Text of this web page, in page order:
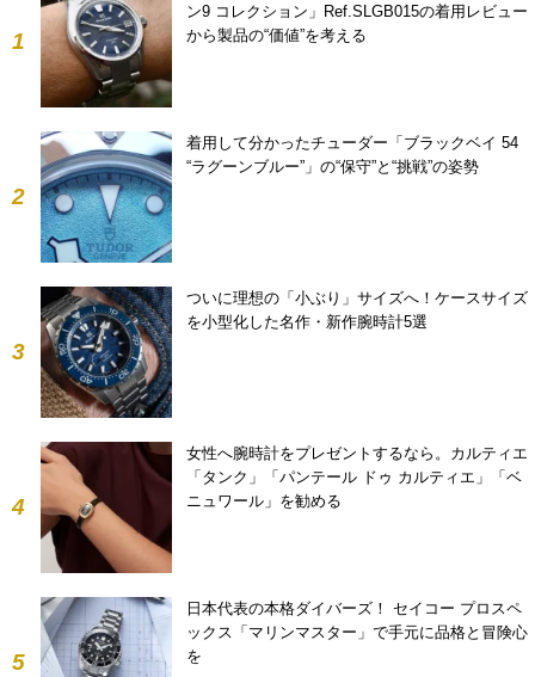
1
ン9 コレクション」Ref.SLGB015の着用レビュー
から製品の“価値”を考える
2
着用して分かったチューダー「ブラックベイ 54
“ラグーンブルー”」の“保守”と“挑戦”の姿勢
3
ついに理想の「小ぶり」サイズへ！ケースサイズ
を小型化した名作・新作腕時計5選
4
女性へ腕時計をプレゼントするなら。カルティエ
「タンク」「パンテール ドゥ カルティエ」「ベ
ニュワール」を勧める
5
日本代表の本格ダイバーズ！ セイコー プロスペ
ックス「マリンマスター」で手元に品格と冒険心
を